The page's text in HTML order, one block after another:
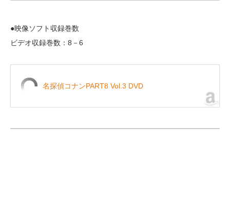
●映像ソフト収録巻数
ビデオ収録巻数：8－6
名探偵コナンPART8 Vol.3 DVD